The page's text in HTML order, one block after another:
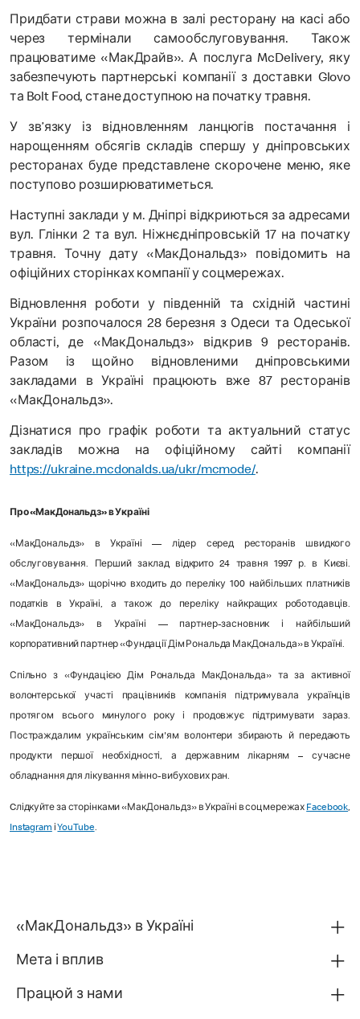
Придбати страви можна в залі ресторану на касі або
через термінали самообслуговування. Також
працюватиме «МакДрайв». А послуга McDelivery, яку
забезпечують партнерські компанії з доставки Glovo
та Bolt Food, стане доступною на початку травня.
У зв’язку із відновленням ланцюгів постачання і
нарощенням обсягів складів спершу у дніпровських
ресторанах буде представлене скорочене меню, яке
поступово розширюватиметься.
Наступні заклади у м. Дніпрі відкриються за адресами
вул. Глінки 2 та вул. Ніжнєдніпровській 17 на початку
травня. Точну дату «МакДональдз» повідомить на
офіційних сторінках компанії у соцмережах.
Відновлення роботи у південній та східній частині
України розпочалося 28 березня з Одеси та Одеської
області, де «МакДональдз» відкрив 9 ресторанів.
Разом із щойно відновленими дніпровськими
закладами в Україні працюють вже 87 ресторанів
«МакДональдз».
Дізнатися про графік роботи та актуальний статус
закладів можна на офіційному сайті компанії
https://ukraine.mcdonalds.ua/ukr/mcmode/.
Про «МакДональдз» в Україні
«МакДональдз» в Україні — лідер серед ресторанів швидкого
обслуговування. Перший заклад відкрито 24 травня 1997 р. в Києві.
«МакДональдз» щорічно входить до переліку 100 найбільших платників
податків в Україні, а також до переліку найкращих роботодавців.
«МакДональдз» в Україні — партнер-засновник і найбільший
корпоративний партнер «Фундації Дім Рональда МакДональда» в Україні.
Спільно з «Фундацією Дім Рональда МакДональда» та за активної
волонтерської участі працівників компанія підтримувала українців
протягом всього минулого року і продовжує підтримувати зараз.
Постраждалим українським сім'ям волонтери збирають й передають
продукти першої необхідності, а державним лікарням – сучасне
обладнання для лікування мінно-вибухових ран.
Cлідкуйте за сторінками «МакДональдз» в Україні в соцмережах Facebook,
Instagram і YouTube.
«МакДональдз» в Україні
Мета і вплив
Працюй з нами